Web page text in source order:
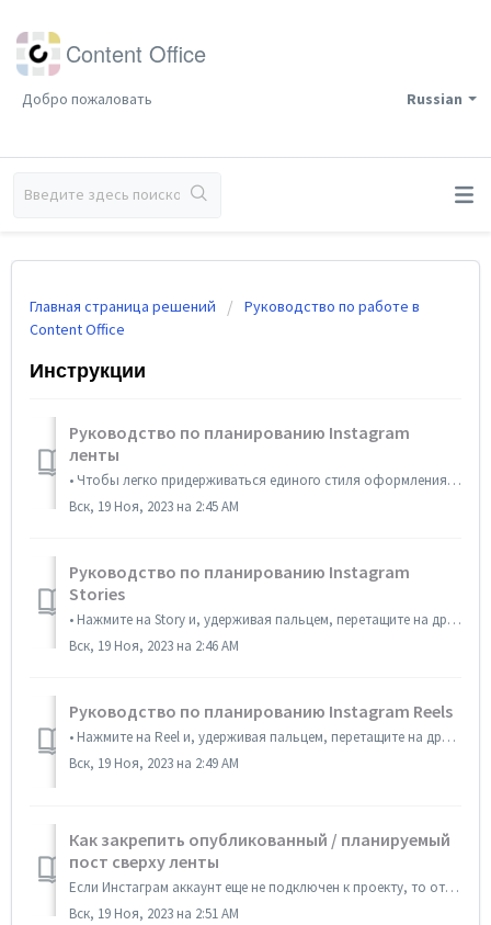
Content Office
Russian
Добро пожаловать
Главная страница решений
Руководство по работе в
Content Office
Инструкции
Руководство по планированию Instagram
ленты
• Чтобы легко придерживаться единого стиля оформления ленты, добавьте один из готовых паттернов Инстаграм сетки: Откройте вкладку ‹Сетка/Лента› → Нажмите на...
Вск, 19 Ноя, 2023 на 2:45 AM
Руководство по планированию Instagram
Stories
• Нажмите на Story и, удерживая пальцем, перетащите на другое место или в другую коллекцию. • Чтобы перетащить сразу много Stories, выберите несколько ...
Вск, 19 Ноя, 2023 на 2:46 AM
Руководство по планированию Instagram Reels
• Нажмите на Reel и, удерживая пальцем, перетащите на другое место. • Чтобы перетащить сразу много Reels, выберите несколько Reels, нажав дважды на каж...
Вск, 19 Ноя, 2023 на 2:49 AM
Как закрепить опубликованный / планируемый
пост сверху ленты
Если Инстаграм аккаунт еще не подключен к проекту, то откройте вкладку ‹Офис› → Проекты → Выберите проект → ‹Подключить› → Выберите один из способов подкл...
Вск, 19 Ноя, 2023 на 2:51 AM